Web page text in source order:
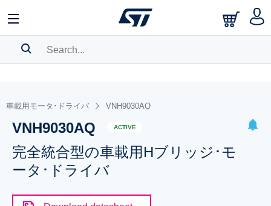
BOOKMARK
Pleaselog into show your saved searches.
車載用モータ･ドライバ VNH9030AQ
VNH9030AQ ACTIVE
完全統合型の車載用Hブリッジ･モ
ータ･ドライバ